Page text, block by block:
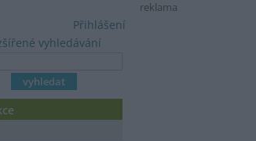
reklama
vyhledávání
Přihlášení